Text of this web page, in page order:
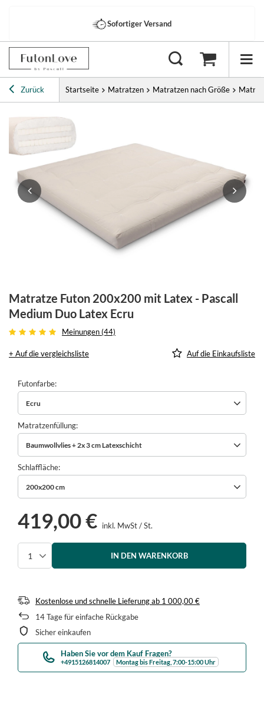
Gratisversandab 1000 €
Zurück Startseite Matratzen Matratzen nach Größe
Matratze Futon 200x200 mit Latex - Pascall
Medium Duo Latex Ecru
Meinungen (44)
+ Auf die vergleichsliste Auf die Einkaufsliste
Futonfarbe
Ecru
Matratzenfüllung
Baumwollvlies + 2x 3 cm Latexschicht
Schlaffläche
200x200 cm
419,00 € inkl. MwSt/St.
IN DEN WARENKORB
Kostenlose und schnelle Lieferungab 1 000,00 €
14Tage für einfache Rückgabe
Sicher einkaufen
Haben Sie vor dem Kauf Fragen?
+4915126814007 Montag bis Freitag, 7:00-15:00 Uhr